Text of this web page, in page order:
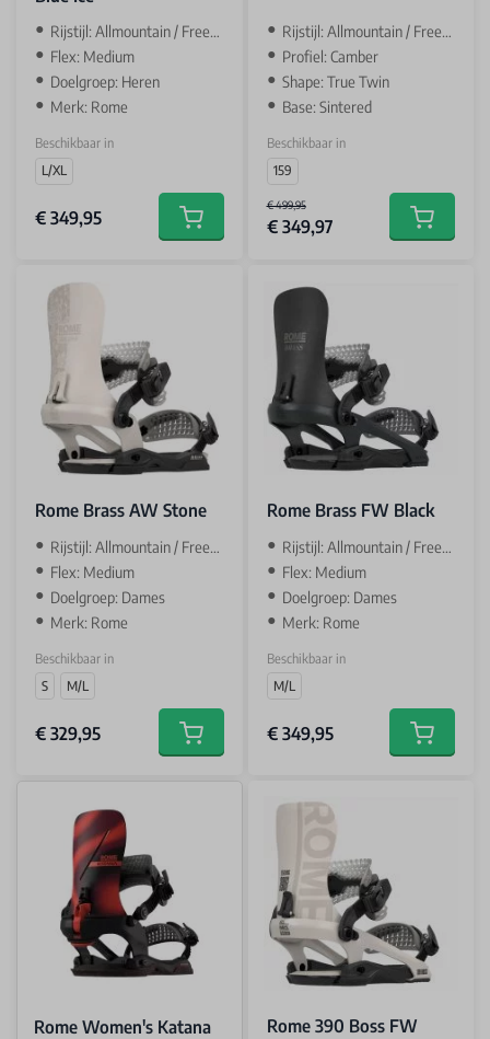
‌Rijstijl: Allmountain / Freestyle
Flex: Medium
Doelgroep: Heren
Merk: Rome
Beschikbaar in
L/XL
€ 349,95 Add to cart
Rijstijl: Allmountain / Freestyle
Profiel: Camber
Shape: True Twin
Base: Sintered
Beschikbaar in
159
€ 499,95
€ 349,97 Add to
Rome Brass AW Stone
‌Rijstijl: Allmountain / Freestyle
Flex: Medium
Doelgroep: Dames
Merk: Rome
Beschikbaar in
S
M/L
€ 329,95 Add to cart
Rome Brass FW Black
‌Rijstijl: Allmountain / Freestyle
Flex: Medium
Doelgroep: Dames
Merk: Rome
Beschikbaar in
M/L
€ 349,95 Add to
Rome Women's Katana
Rome 390 Boss FW